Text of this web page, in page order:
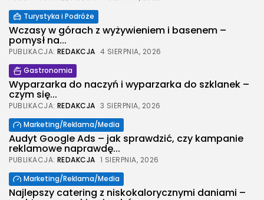
Turystyka i Podróże
Wczasy w górach z wyżywieniem i basenem –
pomysł na...
PUBLIKACJA: REDAKCJA 4 SIERPNIA, 2026
Gastronomia
Wyparzarka do naczyń i wyparzarka do szklanek –
czym się...
PUBLIKACJA: REDAKCJA 3 SIERPNIA, 2026
Marketing/Reklama/Media
Audyt Google Ads – jak sprawdzić, czy kampanie
reklamowe naprawdę...
PUBLIKACJA: REDAKCJA 1 SIERPNIA, 2026
Marketing/Reklama/Media
Najlepszy catering z niskokalorycznymi daniami –